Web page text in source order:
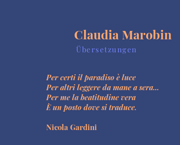
Claudia Marobin
Übersetzungen
Per certi il paradiso è luce
Per altri leggere da mane a sera...
Per me la beatitudine vera
È un posto dove si traduce.
Nicola Gardini